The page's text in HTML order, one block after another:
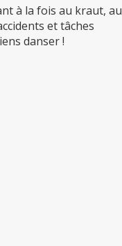
à la fois au kraut, au
et tâches
danser !